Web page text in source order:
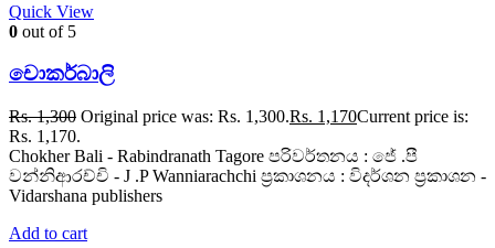
Quick View
0 out of 5
චොකර්බාලි
Rs.1,300 Original price was: Rs. 1,300.Rs. 1,170Current price is:
Rs. 1,170.
Chokher Bali - Rabindranath Tagore පරිවර්තනය : ජේ .පී
වන්නිආරච්චි - J .P Wanniarachchi ප්‍රකාශනය : විදර්ශන ප්‍රකාශන -
Vidarshana publishers
Add to cart